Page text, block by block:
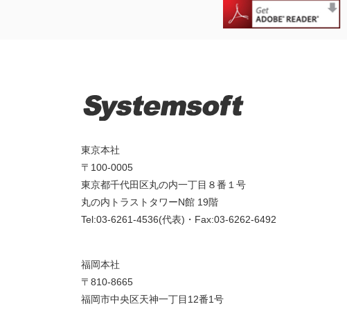
東京本社
〒100-0005
東京都千代田区丸の内一丁目８番１号
丸の内トラストタワーN館 19階
Tel:03-6261-4536(代表)・Fax:03-6262-6492
福岡本社
〒810-8665
福岡市中央区天神一丁目12番1号